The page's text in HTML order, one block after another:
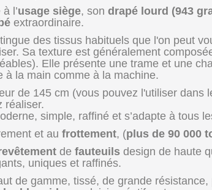
l’usage siège, son drapé lourd (943
extraordinaire.
des tissus habituels que l'on peut
Sa texture est généralement
Elle présente une trame et une
à la main comme à la machine.
de 145 cm (vous pouvez l'utiliser
réaliser.
simple, raffiné et s’adapte à tous
et au frottement, (plus de 90 000
de fauteuils design de haute
uniques et raffinés.
de gamme, tissé, de grande résistance,